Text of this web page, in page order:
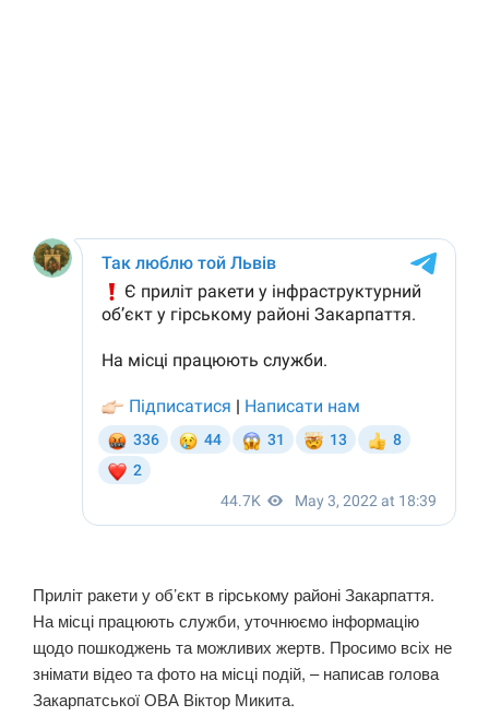
Приліт ракети у об’єкт в гірському районі Закарпаття.
На місці працюють служби, уточнюємо інформацію
щодо пошкоджень та можливих жертв. Просимо всіх не
знімати відео та фото на місці подій, – написав голова
Закарпатської ОВА Віктор Микита.